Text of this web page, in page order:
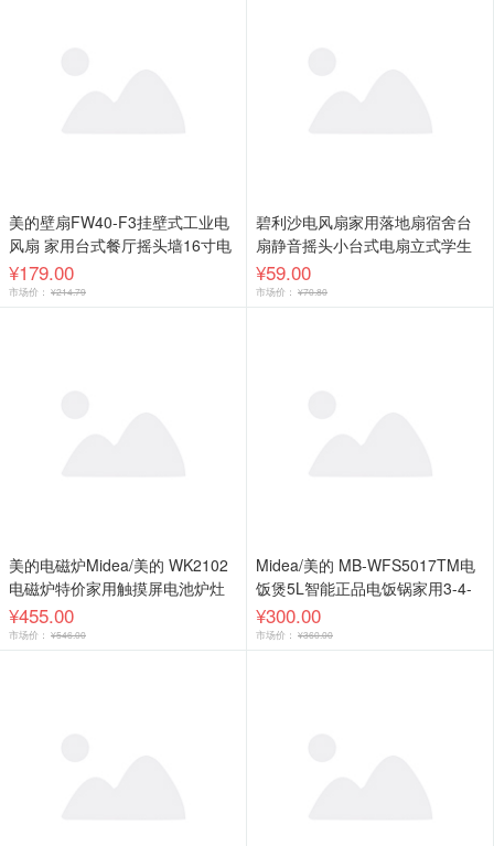
美的壁扇FW40-F3挂壁式工业电
风扇 家用台式餐厅摇头墙16寸电
扇 热销壁扇 团购优选 3档风速
¥179.00
市场价： ¥214.79
碧利沙电风扇家用落地扇宿舍台
扇静音摇头小台式电扇立式学生
风扇
¥59.00
市场价： ¥70.80
美的电磁炉Midea/美的 WK2102
电磁炉特价家用触摸屏电池炉灶
正品 已爆售百万多台 防滑触摸屏
一键爆炒
¥455.00
市场价： ¥546.00
Midea/美的 MB-WFS5017TM电
饭煲5L智能正品电饭锅家用3-4-
6-7-8人 下单立减20 精研柴火饭
涡轮防溢
¥300.00
市场价： ¥360.00